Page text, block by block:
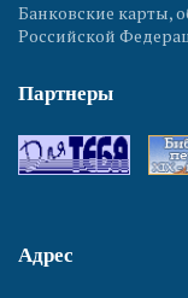
Банковские карты,
Российской
Партнеры
Адрес